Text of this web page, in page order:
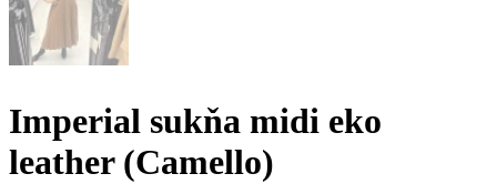
Imperial sukňa midi eko
leather (Camello)